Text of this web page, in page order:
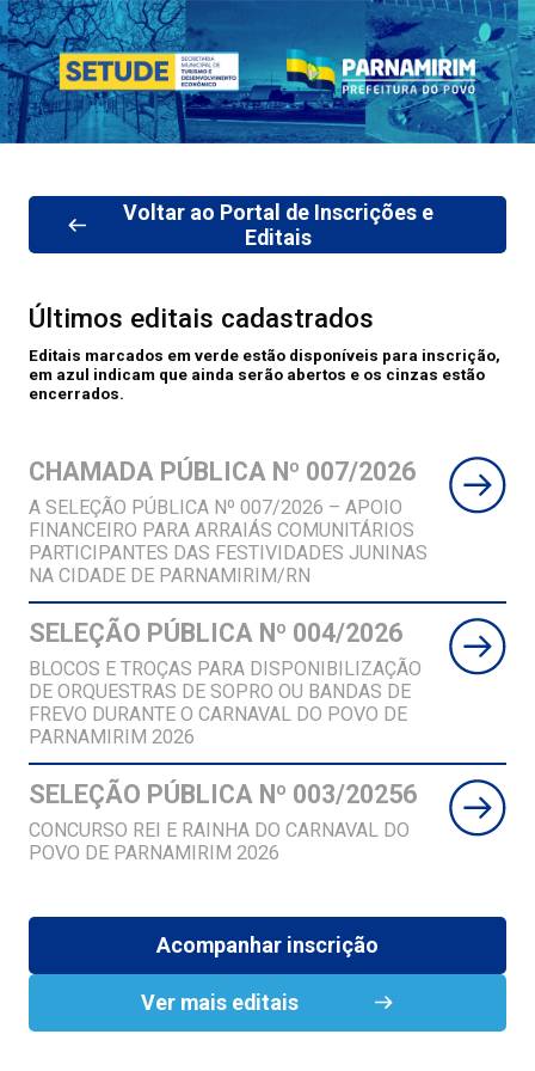
Voltar ao Portal de Inscrições e
Editais
Últimos editais cadastrados
Editais marcados em verde estão disponíveis para inscrição,
em azul indicam que ainda serão abertos e os cinzas estão
encerrados.
CHAMADA PÚBLICA Nº 007/2026
A SELEÇÃO PÚBLICA Nº 007/2026 – APOIO
FINANCEIRO PARA ARRAIÁS COMUNITÁRIOS
PARTICIPANTES DAS FESTIVIDADES JUNINAS
NA CIDADE DE PARNAMIRIM/RN
SELEÇÃO PÚBLICA Nº 004/2026
BLOCOS E TROÇAS PARA DISPONIBILIZAÇÃO
DE ORQUESTRAS DE SOPRO OU BANDAS DE
FREVO DURANTE O CARNAVAL DO POVO DE
PARNAMIRIM 2026
SELEÇÃO PÚBLICA Nº 003/20256
CONCURSO REI E RAINHA DO CARNAVAL DO
POVO DE PARNAMIRIM 2026
Acompanhar inscrição
Ver mais editais